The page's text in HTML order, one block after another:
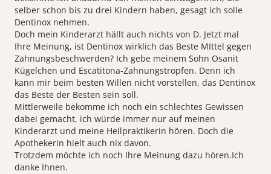
selber schon bis zu drei Kindern haben, gesagt ich solle
Dentinox nehmen.
Doch mein Kinderarzt hällt auch nichts von D. Jetzt mal
Ihre Meinung, ist Dentinox wirklich das Beste MIttel gegen
Zahnungsbeschwerden? Ich gebe meinem Sohn Osanit
Kügelchen und Escatitona-Zahnungstropfen. Denn ich
kann mir beim besten Willen nicht vorstellen, das Dentinox
das Beste der Besten sein soll.
Mittlerweile bekomme ich noch ein schlechtes Gewissen
dabei gemacht, ich würde immer nur auf meinen
Kinderarzt und meine Heilpraktikerin hören. Doch die
Apothekerin hielt auch nix davon.
Trotzdem möchte ich noch Ihre Meinung dazu hören.Ich
danke Ihnen.